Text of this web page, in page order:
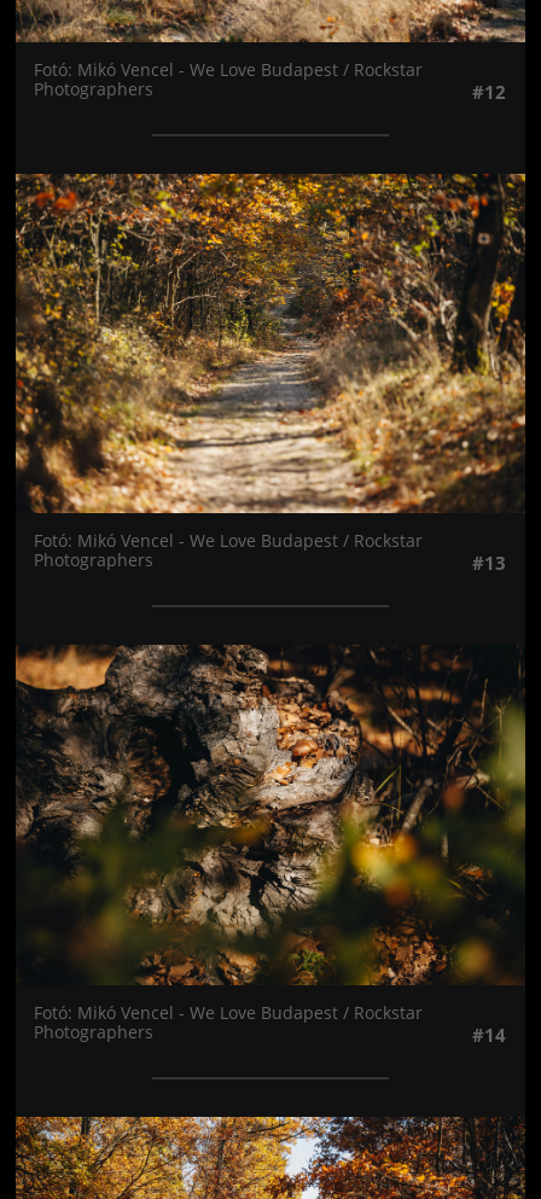
Fotó: Mikó Vencel - We Love Budapest / Rockstar
Photographers
#12
Jön még kép!
Fotó: Mikó Vencel - We Love Budapest / Rockstar
Photographers
#13
Jön még kép!
Fotó: Mikó Vencel - We Love Budapest / Rockstar
Photographers
#14
Jön még kép!